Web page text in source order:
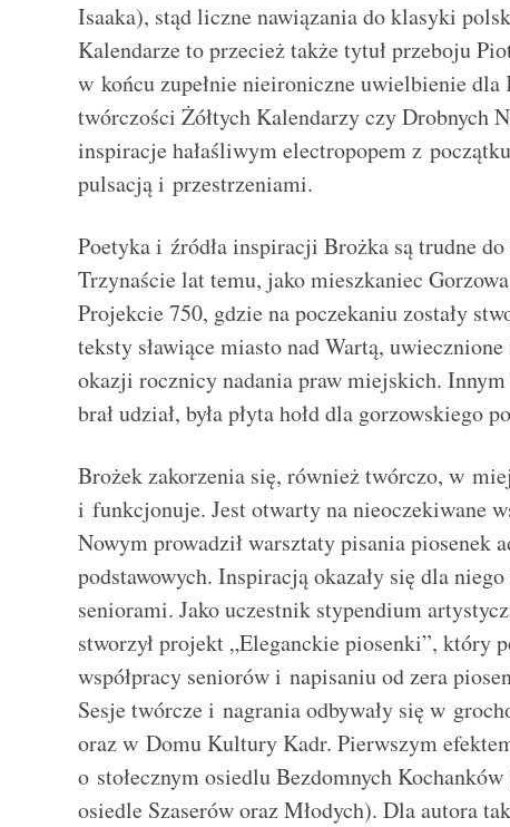
Isaaka), stąd liczne nawiązania do klasyki
Kalendarze to przecież także tytuł przeboju
w końcu zupełnie nieironiczne uwielbienie
twórczości Żółtych Kalendarzy czy Drobnych
inspiracje hałaśliwym electropopem z
pulsacją i przestrzeniami.
Poetyka i źródła inspiracji Brożka są trudne
Trzynaście lat temu, jako mieszkaniec
Projekcie 750, gdzie na poczekaniu zostały
teksty sławiące miasto nad Wartą,
okazji rocznicy nadania praw miejskich.
brał udział, była płyta hołd dla gorzowskiego
Brożek zakorzenia się, również twórczo, w
i funkcjonuje. Jest otwarty na nieoczekiwane
Nowym prowadził warsztaty pisania piosenek
podstawowych. Inspiracją okazały się dla
seniorami. Jako uczestnik stypendium
stworzył projekt „Eleganckie piosenki”, który
współpracy seniorów i napisaniu od zera
Sesje twórcze i nagrania odbywały się w
oraz w Domu Kultury Kadr. Pierwszym
o stołecznym osiedlu Bezdomnych
osiedle Szaserów oraz Młodych). Dla autora